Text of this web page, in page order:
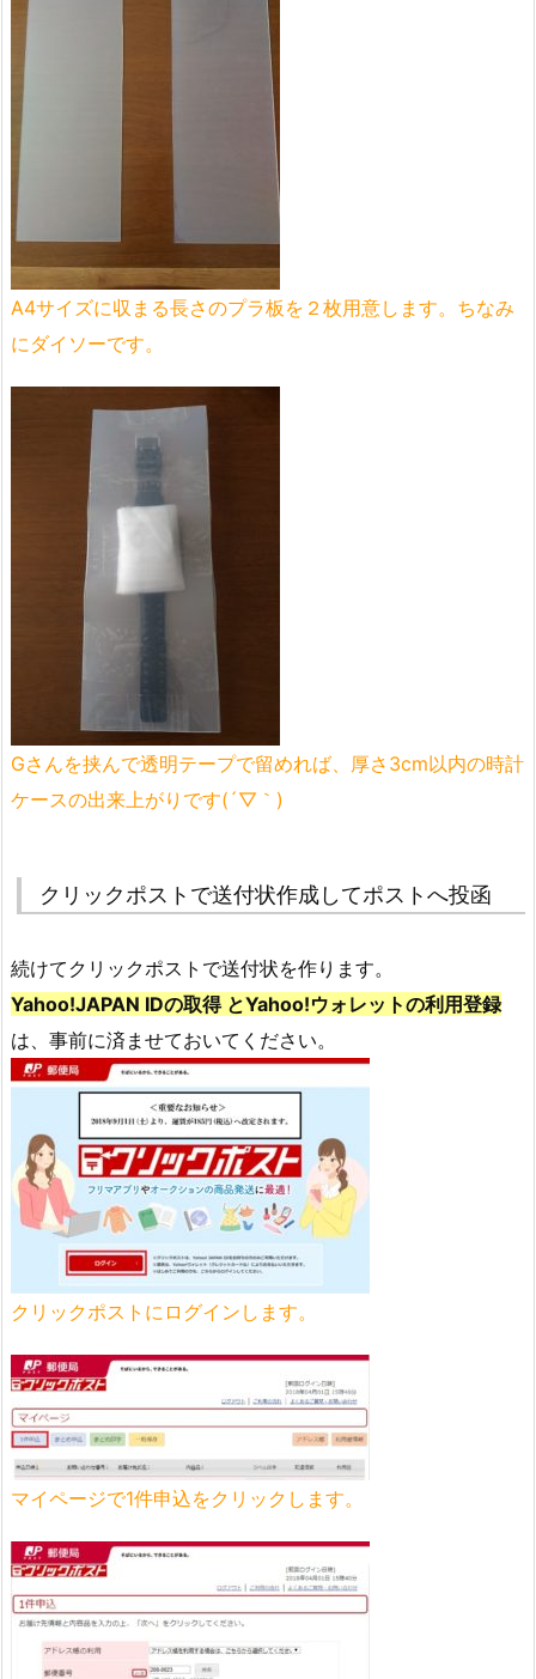
A4サイズに収まる長さのプラ板を２枚用意します。ちなみ
にダイソーです。
Gさんを挟んで透明テープで留めれば、厚さ3cm以内の時計
ケースの出来上がりです(´▽｀)
クリックポストで送付状作成してポストへ投函
続けてクリックポストで送付状を作ります。
Yahoo!JAPAN IDの取得 とYahoo!ウォレットの利用登録
は、事前に済ませておいてください。
クリックポストにログインします。
マイページで1件申込をクリックします。